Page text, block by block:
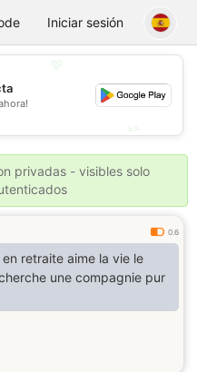
Iniciar sesión
privadas - visibles solo
0.6